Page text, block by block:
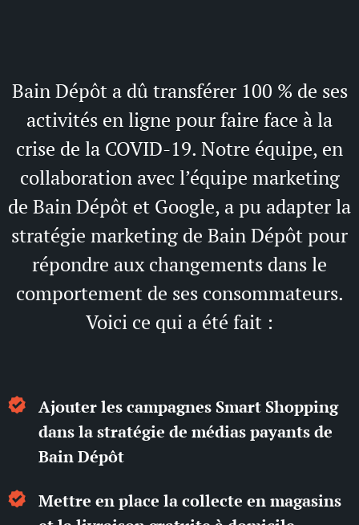
Bain Dépôt a dû transférer 100 % de ses
activités en ligne pour faire face à la
crise de la COVID-19. Notre équipe, en
collaboration avec l’équipe marketing
de Bain Dépôt et Google, a pu adapter la
stratégie marketing de Bain Dépôt pour
répondre aux changements dans le
comportement de ses consommateurs.
Voici ce qui a été fait :
Ajouter les campagnes Smart Shopping
dans la stratégie de médias payants de
Bain Dépôt
Mettre en place la collecte en magasins